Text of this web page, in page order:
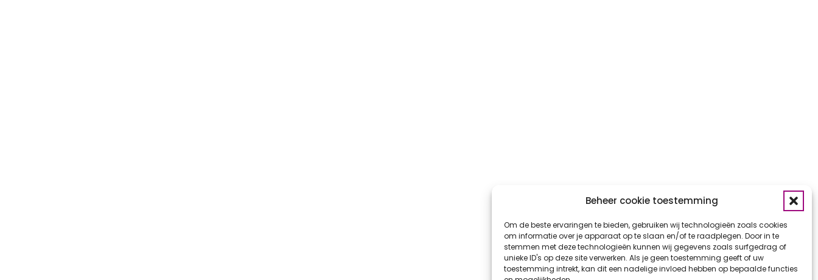
Beheer cookie toestemming
Om de beste ervaringen te bieden, gebruiken wij technologieën zoals cookies
om informatie over je apparaat op te slaan en/of te raadplegen. Door in te
stemmen met deze technologieën kunnen wij gegevens zoals surfgedrag of
unieke ID's op deze site verwerken. Als je geen toestemming geeft of uw
toestemming intrekt, kan dit een nadelige invloed hebben op bepaalde functies